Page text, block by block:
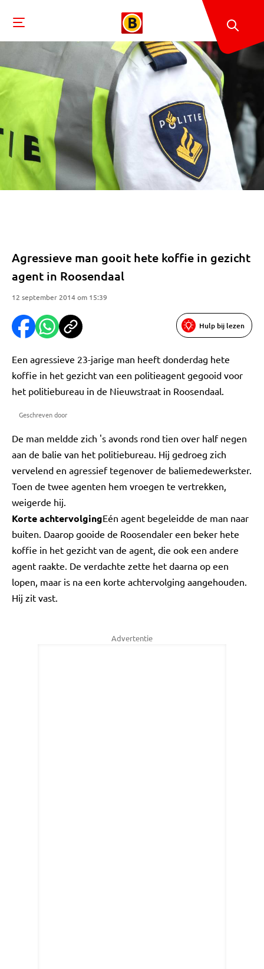
Agressieve man gooit hete koffie in gezicht
agent in Roosendaal
12 september 2014 om 15:39
Hulp bij lezen
Een agressieve 23-jarige man heeft donderdag hete
koffie in het gezicht van een politieagent gegooid voor
het politiebureau in de Nieuwstraat in Roosendaal.
Geschreven door
De man meldde zich 's avonds rond tien over half negen
aan de balie van het politiebureau. Hij gedroeg zich
vervelend en agressief tegenover de baliemedewerkster.
Toen de twee agenten hem vroegen te vertrekken,
weigerde hij.
Korte achtervolgingEén agent begeleidde de man naar
buiten. Daarop gooide de Roosendaler een beker hete
koffie in het gezicht van de agent, die ook een andere
agent raakte. De verdachte zette het daarna op een
lopen, maar is na een korte achtervolging aangehouden.
Hij zit vast.
Advertentie